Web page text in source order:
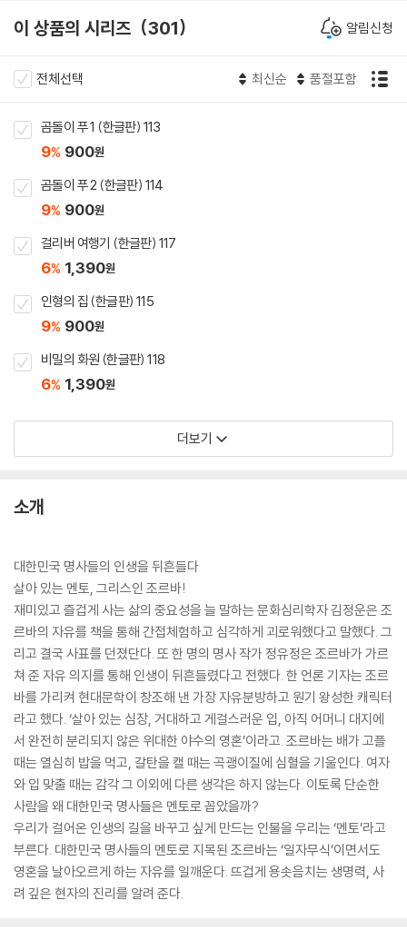
이 상품의 시리즈 301 알림신청
전체선택 최신순 품절포함
곰돌이 푸 1 (한글판) 113
9% 900원
곰돌이 푸 2 (한글판) 114
9% 900원
걸리버 여행기 (한글판) 117
6% 1,390원
인형의 집 (한글판) 115
9% 900원
비밀의 화원 (한글판) 118
6% 1,390원
더보기
소개
대한민국 명사들의 인생을 뒤흔들다
살아 있는 멘토, 그리스인 조르바!
재미있고 즐겁게 사는 삶의 중요성을 늘 말하는 문화심리학자 김정운은 조
르바의 자유를 책을 통해 간접체험하고 심각하게 괴로워했다고 말했다. 그
리고 결국 사표를 던졌단다. 또 한 명의 명사 작가 정유정은 조르바가 가르
쳐 준 자유 의지를 통해 인생이 뒤흔들렸다고 전했다. 한 언론 기자는 조르
바를 가리켜 현대문학이 창조해 낸 가장 자유분방하고 원기 왕성한 캐릭터
라고 했다. ‘살아 있는 심장, 거대하고 게걸스러운 입, 아직 어머니 대지에
서 완전히 분리되지 않은 위대한 야수의 영혼’이라고. 조르바는 배가 고플
때는 열심히 밥을 먹고, 갈탄을 캘 때는 곡괭이질에 심혈을 기울인다. 여자
와 입 맞출 때는 감각 그 이외에 다른 생각은 하지 않는다. 이토록 단순한
사람을 왜 대한민국 명사들은 멘토로 꼽았을까?
우리가 걸어온 인생의 길을 바꾸고 싶게 만드는 인물을 우리는 ‘멘토’라고
부른다. 대한민국 명사들의 멘토로 지목된 조르바는 ‘일자무식’이면서도
영혼을 날아오르게 하는 자유를 일깨운다. 뜨겁게 용솟음치는 생명력, 사
려 깊은 현자의 진리를 알려 준다.